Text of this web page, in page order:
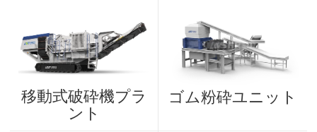
移動式破砕機プラ
ント
ゴム粉砕ユニット